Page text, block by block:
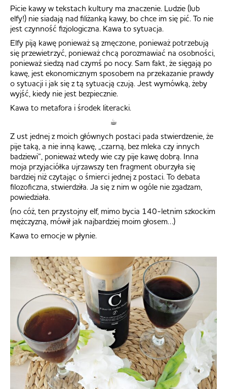
Picie kawy w tekstach kultury ma znaczenie. Ludzie (lub
elfy!) nie siadają nad filiżanką kawy, bo chce im się pić. To nie
jest czynność fizjologiczna. Kawa to sytuacja.
Elfy piją kawę ponieważ są zmęczone, ponieważ potrzebują
się przewietrzyć, ponieważ chcą porozmawiać na osobności,
ponieważ siedzą nad czymś po nocy. Sam fakt, że sięgają po
kawę, jest ekonomicznym sposobem na przekazanie prawdy
o sytuacji i jak się z tą sytuacją czują. Jest wymówką, żeby
wyjść, kiedy nie jest bezpiecznie.
Kawa to metafora i środek literacki.
☕︎
Z ust jednej z moich głównych postaci pada stwierdzenie, że
pije taką, a nie inną kawę, „czarną, bez mleka czy innych
badziewi”, ponieważ wtedy wie czy pije kawę dobrą. Inna
moja przyjaciółka ujrzawszy ten fragment oburzyła się
bardziej niż czytając o śmierci jednej z postaci. To debata
filozoficzna, stwierdziła. Ja się z nim w ogóle nie zgadzam,
powiedziała.
(no cóż, ten przystojny elf, mimo bycia 140-letnim szkockim
mężczyzną, mówił jak najbardziej moim głosem…)
Kawa to emocje w płynie.